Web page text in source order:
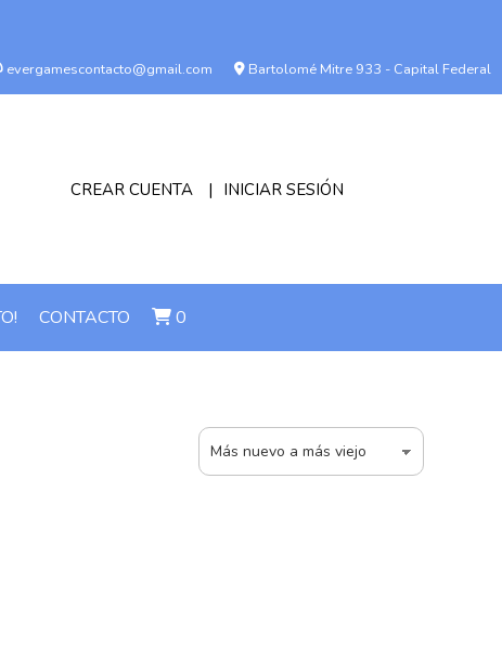
evergamescontacto@gmail.com Bartolomé Mitre 933 - Capital Federal
CREAR CUENTA INICIAR SESIÓN
CONTACTO 0